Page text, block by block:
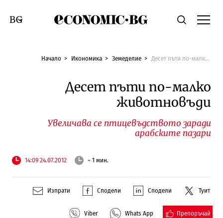
Economic.bgТърсене
Смяна на език
Начало Икономика Земеделие Десет пъти по-малко животновъди
Десет пъти по-малко
животновъди
Увеличава се птицевъдството заради
арабските пазари
14:09 24.07.2012 ~ 1 мин.
Изпрати Сподели Сподели Туит
Viber Whats App Препоръчай